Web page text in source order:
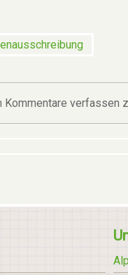
Kommentare verfassen